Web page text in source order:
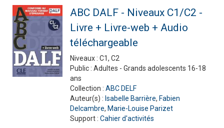
ABC DALF - Niveaux C1/C2 -
Livre + Livre-web + Audio
téléchargeable
Niveaux : C1, C2
Public : Adultes - Grands adolescents 16-18
ans
Collection : ABC DELF
Auteur(s) : Isabelle Barrière, Fabien
Delcambre, Marie-Louise Parizet
Support : Cahier d'activités